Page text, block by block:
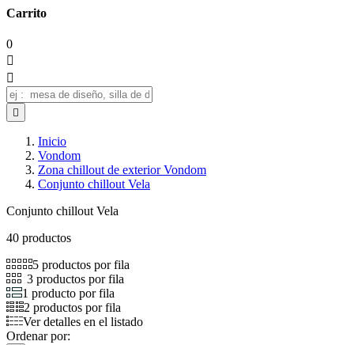
Carrito
0



Inicio
Vondom
Zona chillout de exterior Vondom
Conjunto chillout Vela
Conjunto chillout Vela
40 productos
5 productos por fila
3 productos por fila
1 producto por fila
2 productos por fila
Ver detalles en el listado
Ordenar por: